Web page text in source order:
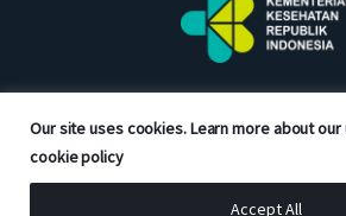
Our site uses cookies. Learn more about
cookie policy
Accept All